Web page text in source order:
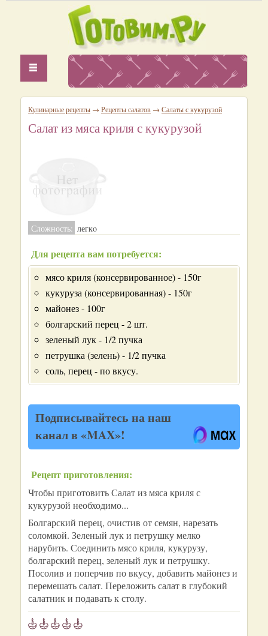
Кулинарные рецепты → Рецепты салатов → Салаты с кукурузой
Салат из мяса криля с кукурузой
Сложность: легкo
Для рецепта вам потребуется:
мясо криля (консервированное) - 150г
кукуруза (консервированная) - 150г
майонез - 100г
болгарский перец - 2 шт.
зеленый лук - 1/2 пучка
петрушка (зелень) - 1/2 пучка
соль, перец - по вкусу.
Подписывайтесь на наш
канал в «MAX»!
Рецепт приготовления:
Чтобы приготовить Салат из мяса криля с
кукурузой необходимо...
Болгарский перец, очистив от семян, нарезать
соломкой. Зеленый лук и петрушку мелко
нарубить. Соединить мясо криля, кукурузу,
болгарский перец, зеленый лук и петрушку.
Посолив и поперчив по вкусу, добавить майонез и
перемешать салат. Переложить салат в глубокий
салатник и подавать к столу.